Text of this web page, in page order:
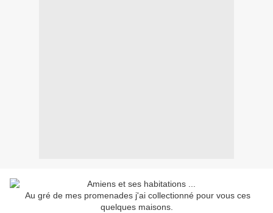
Au gré de mes promenades j'ai collectionné pour vous ces
quelques maisons.